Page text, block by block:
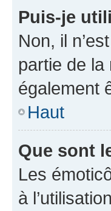
Puis-je
Non, il
partie de la
également
Haut
Que sont
Les
à